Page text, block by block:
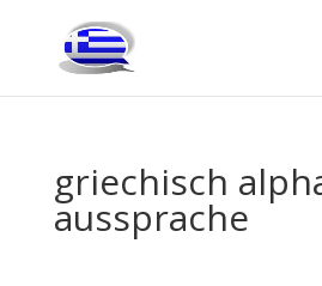
griechisch
aussprache